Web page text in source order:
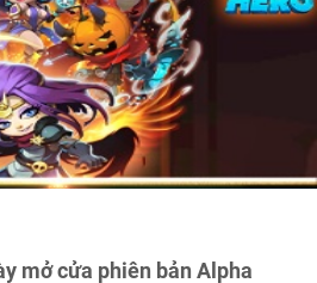
mở cửa phiên bản Alpha